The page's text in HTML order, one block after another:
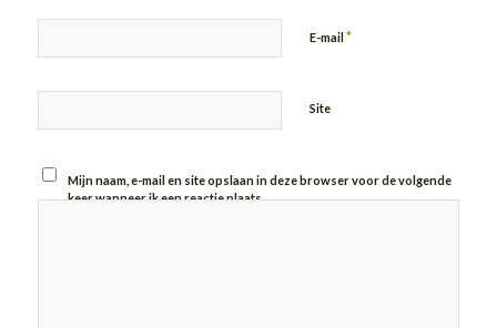
E-mail*
Site
Mijn naam, e-mail en site opslaan in deze browser voor de volgende
keer wanneer ik een reactie plaats.